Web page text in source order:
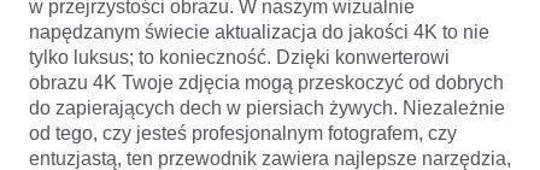
Redukcja szumów
Obraz
Wyróżnione
Wskazówki i trendy szablonów
Więcej
Otwórz CapCut
w przejrzystości obrazu. W naszym wizualnie
napędzanym świecie aktualizacja do jakości 4K to nie
tylko luksus; to konieczność. Dzięki konwerterowi
obrazu 4K Twoje zdjęcia mogą przeskoczyć od dobrych
do zapierających dech w piersiach żywych. Niezależnie
od tego, czy jesteś profesjonalnym fotografem, czy
entuzjastą, ten przewodnik zawiera najlepsze narzędzia,